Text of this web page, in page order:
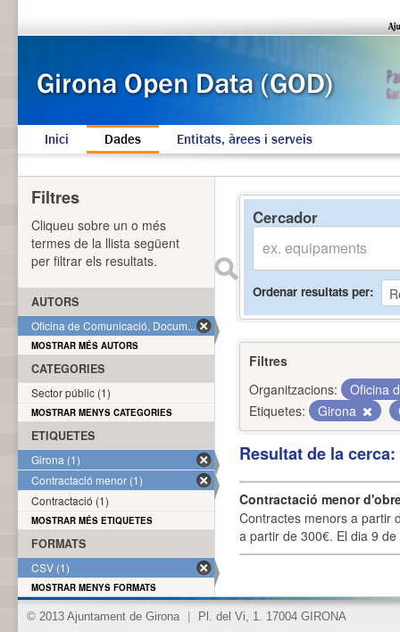
Inici Dades Entitats, àrees i serveis
Cercador
Ordenar resultats per
Filtres
Organitzacions:
Oficina
Etiquetes:
Girona
Resultat de la
Contractació menor
Contractes menors a partir
a partir de 300€. El dia 9
Filtres
Cliqueu sobre un o més
termes de la llista següent
per filtrar els resultats.
AUTORS
Oficina de Comunicació, Docum... (1)
MOSTRAR MÉS AUTORS
CATEGORIES
Sector públic (1)
MOSTRAR MENYS CATEGORIES
ETIQUETES
Girona (1)
Contractació menor (1)
Contractació (1)
MOSTRAR MÉS ETIQUETES
FORMATS
CSV (1)
MOSTRAR MENYS FORMATS
© 2013 Ajuntament de Girona Pl. del Vi, 1. 17004 GIRONA